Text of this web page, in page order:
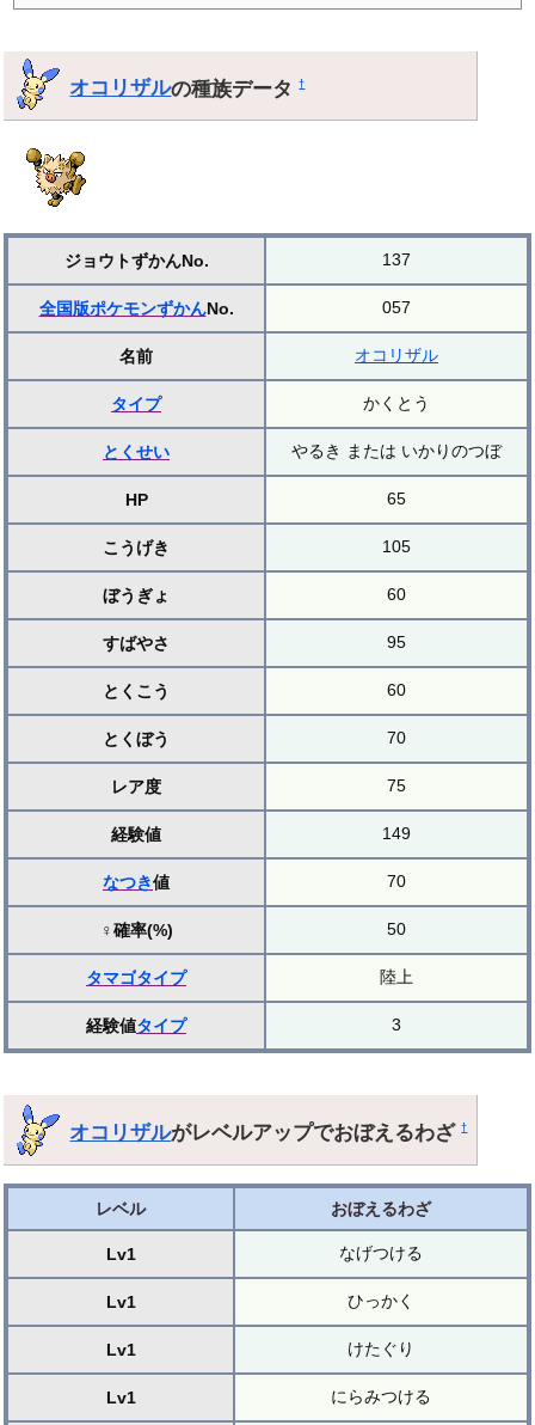
オコリザルの種族データ†
ジョウトずかんNo. 137
全国版ポケモンずかんNo. 057
名前 オコリザル
タイプ かくとう
とくせい やるき または いかりのつぼ
HP 65
こうげき 105
ぼうぎょ 60
すばやさ 95
とくこう 60
とくぼう 70
レア度 75
経験値 149
なつき値 70
♀確率(%) 50
タマゴタイプ 陸上
経験値タイプ 3
オコリザルがレベルアップでおぼえるわざ†
レベル おぼえるわざ
Lv1 なげつける
Lv1 ひっかく
Lv1 けたぐり
Lv1 にらみつける